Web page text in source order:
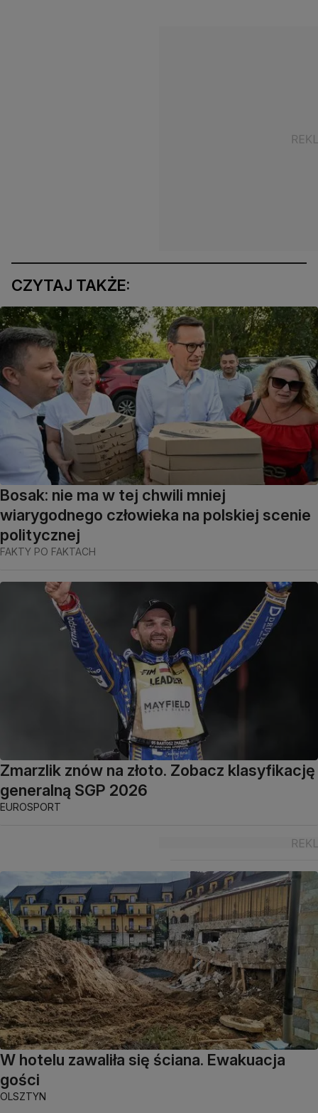
CZYTAJ TAKŻE:
Bosak: nie ma w tej chwili mniej
wiarygodnego człowieka na polskiej scenie
politycznej
FAKTY PO FAKTACH
Zmarzlik znów na złoto. Zobacz klasyfikację
generalną SGP 2026
EUROSPORT
W hotelu zawaliła się ściana. Ewakuacja
gości
OLSZTYN